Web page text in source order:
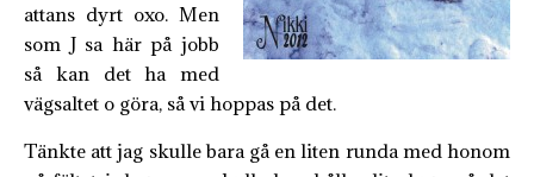
attans dyrt oxo. Men
som J sa här på jobb
så kan det ha med
vägsaltet o göra, så vi hoppas på det.
Tänkte att jag skulle bara gå en liten runda med honom